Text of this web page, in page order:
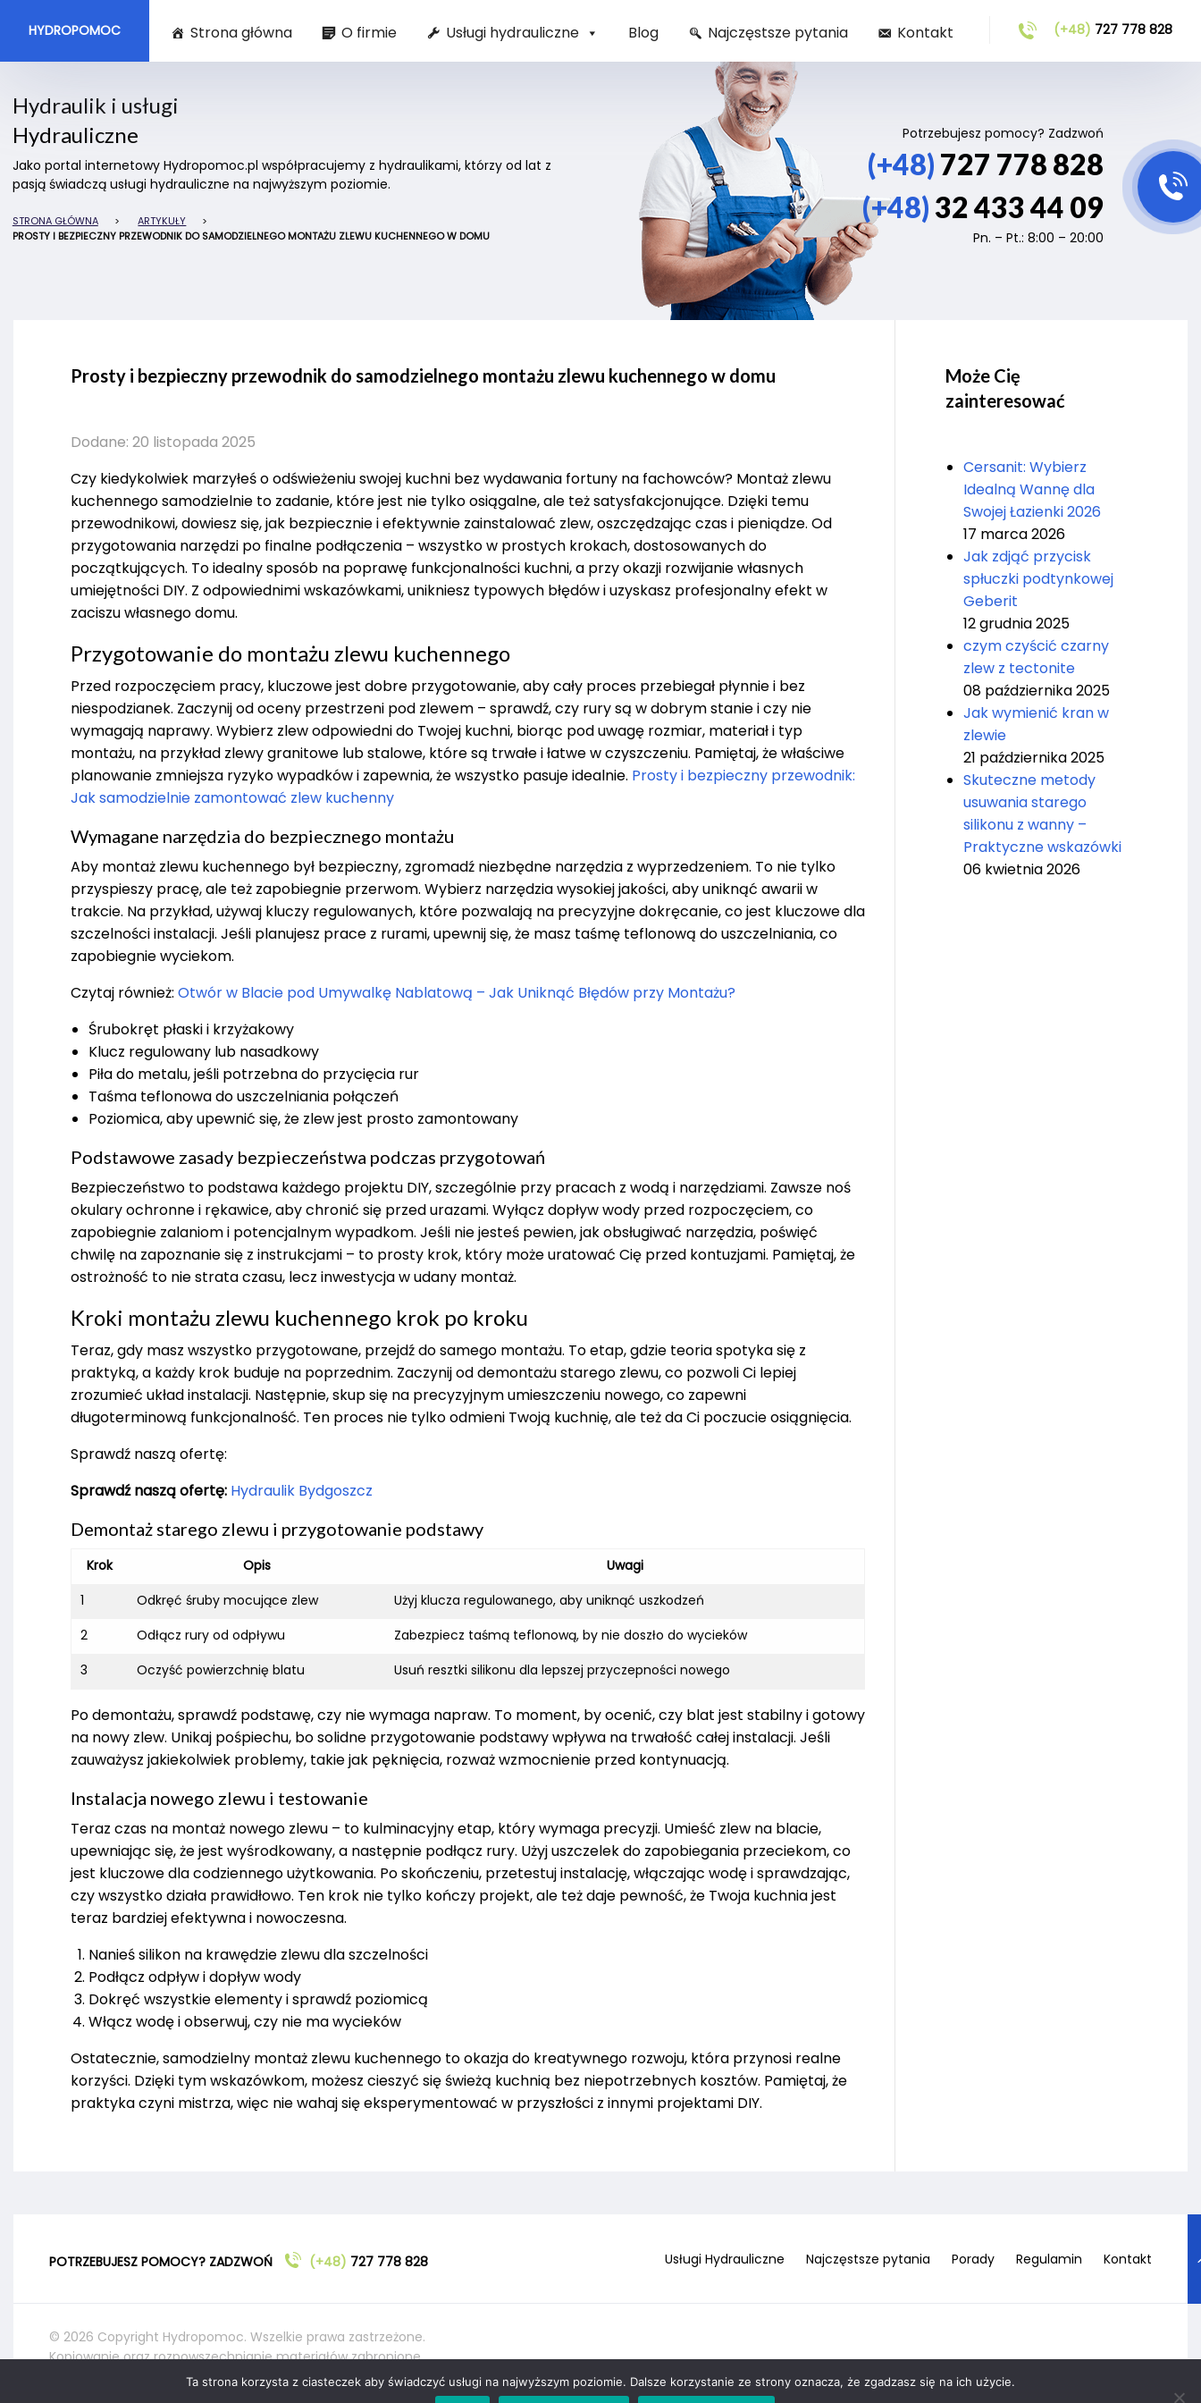
HYDROPOMOC (+48) 727 778 828
Strona główna O firmie Usługi hydrauliczne Blog Najczęstsze pytania Kontakt
Hydraulik i usługi
Hydrauliczne
Jako portal internetowy Hydropomoc.pl współpracujemy z hydraulikami, którzy od lat z
pasją świadczą usługi hydrauliczne na najwyższym poziomie.
STRONA GŁÓWNA > ARTYKUŁY
>
PROSTY I BEZPIECZNY PRZEWODNIK DO SAMODZIELNEGO MONTAŻU ZLEWU KUCHENNEGO W DOMU
Potrzebujesz pomocy? Zadzwoń
(+48) 727 778 828
(+48) 32 433 44 09
Pn. – Pt.: 8:00 – 20:00
Prosty i bezpieczny przewodnik do samodzielnego montażu zlewu kuchennego w domu
Dodane: 20 listopada 2025
Czy kiedykolwiek marzyłeś o odświeżeniu swojej kuchni bez wydawania fortuny na fachowców? Montaż zlewu
kuchennego samodzielnie to zadanie, które jest nie tylko osiągalne, ale też satysfakcjonujące. Dzięki temu
przewodnikowi, dowiesz się, jak bezpiecznie i efektywnie zainstalować zlew, oszczędzając czas i pieniądze. Od
przygotowania narzędzi po finalne podłączenia – wszystko w prostych krokach, dostosowanych do
początkujących. To idealny sposób na poprawę funkcjonalności kuchni, a przy okazji rozwijanie własnych
umiejętności DIY. Z odpowiednimi wskazówkami, unikniesz typowych błędów i uzyskasz profesjonalny efekt w
zaciszu własnego domu.
Przygotowanie do montażu zlewu kuchennego
Przed rozpoczęciem pracy, kluczowe jest dobre przygotowanie, aby cały proces przebiegał płynnie i bez
niespodzianek. Zaczynij od oceny przestrzeni pod zlewem – sprawdź, czy rury są w dobrym stanie i czy nie
wymagają naprawy. Wybierz zlew odpowiedni do Twojej kuchni, biorąc pod uwagę rozmiar, materiał i typ
montażu, na przykład zlewy granitowe lub stalowe, które są trwałe i łatwe w czyszczeniu. Pamiętaj, że właściwe
planowanie zmniejsza ryzyko wypadków i zapewnia, że wszystko pasuje idealnie. Prosty i bezpieczny przewodnik:
Jak samodzielnie zamontować zlew kuchenny
Wymagane narzędzia do bezpiecznego montażu
Aby montaż zlewu kuchennego był bezpieczny, zgromadź niezbędne narzędzia z wyprzedzeniem. To nie tylko
przyspieszy pracę, ale też zapobiegnie przerwom. Wybierz narzędzia wysokiej jakości, aby uniknąć awarii w
trakcie. Na przykład, używaj kluczy regulowanych, które pozwalają na precyzyjne dokręcanie, co jest kluczowe dla
szczelności instalacji. Jeśli planujesz prace z rurami, upewnij się, że masz taśmę teflonową do uszczelniania, co
zapobiegnie wyciekom.
Czytaj również: Otwór w Blacie pod Umywalkę Nablatową – Jak Uniknąć Błędów przy Montażu?
Śrubokręt płaski i krzyżakowy
Klucz regulowany lub nasadkowy
Piła do metalu, jeśli potrzebna do przycięcia rur
Taśma teflonowa do uszczelniania połączeń
Poziomica, aby upewnić się, że zlew jest prosto zamontowany
Podstawowe zasady bezpieczeństwa podczas przygotowań
Bezpieczeństwo to podstawa każdego projektu DIY, szczególnie przy pracach z wodą i narzędziami. Zawsze noś
okulary ochronne i rękawice, aby chronić się przed urazami. Wyłącz dopływ wody przed rozpoczęciem, co
zapobiegnie zalaniom i potencjalnym wypadkom. Jeśli nie jesteś pewien, jak obsługiwać narzędzia, poświęć
chwilę na zapoznanie się z instrukcjami – to prosty krok, który może uratować Cię przed kontuzjami. Pamiętaj, że
ostrożność to nie strata czasu, lecz inwestycja w udany montaż.
Kroki montażu zlewu kuchennego krok po kroku
Teraz, gdy masz wszystko przygotowane, przejdź do samego montażu. To etap, gdzie teoria spotyka się z
praktyką, a każdy krok buduje na poprzednim. Zaczynij od demontażu starego zlewu, co pozwoli Ci lepiej
zrozumieć układ instalacji. Następnie, skup się na precyzyjnym umieszczeniu nowego, co zapewni
długoterminową funkcjonalność. Ten proces nie tylko odmieni Twoją kuchnię, ale też da Ci poczucie osiągnięcia.
Sprawdź naszą ofertę:
Sprawdź naszą ofertę: Hydraulik Bydgoszcz
Demontaż starego zlewu i przygotowanie podstawy
Krok Opis
Uwagi
1
Odkręć śruby mocujące zlew
Użyj klucza regulowanego, aby uniknąć uszkodzeń
2
Odłącz rury od odpływu
Zabezpiecz taśmą teflonową, by nie doszło do wycieków
3
Oczyść powierzchnię blatu Usuń resztki silikonu dla lepszej przyczepności nowego
Po demontażu, sprawdź podstawę, czy nie wymaga napraw. To moment, by ocenić, czy blat jest stabilny i gotowy
na nowy zlew. Unikaj pośpiechu, bo solidne przygotowanie podstawy wpływa na trwałość całej instalacji. Jeśli
zauważysz jakiekolwiek problemy, takie jak pęknięcia, rozważ wzmocnienie przed kontynuacją.
Instalacja nowego zlewu i testowanie
Teraz czas na montaż nowego zlewu – to kulminacyjny etap, który wymaga precyzji. Umieść zlew na blacie,
upewniając się, że jest wyśrodkowany, a następnie podłącz rury. Użyj uszczelek do zapobiegania przeciekom, co
jest kluczowe dla codziennego użytkowania. Po skończeniu, przetestuj instalację, włączając wodę i sprawdzając,
czy wszystko działa prawidłowo. Ten krok nie tylko kończy projekt, ale też daje pewność, że Twoja kuchnia jest
teraz bardziej efektywna i nowoczesna.
Nanieś silikon na krawędzie zlewu dla szczelności
Podłącz odpływ i dopływ wody
Dokręć wszystkie elementy i sprawdź poziomicą
Włącz wodę i obserwuj, czy nie ma wycieków
Ostatecznie, samodzielny montaż zlewu kuchennego to okazja do kreatywnego rozwoju, która przynosi realne
korzyści. Dzięki tym wskazówkom, możesz cieszyć się świeżą kuchnią bez niepotrzebnych kosztów. Pamiętaj, że
praktyka czyni mistrza, więc nie wahaj się eksperymentować w przyszłości z innymi projektami DIY.
Może Cię
zainteresować
Cersanit: Wybierz
Idealną Wannę dla
Swojej Łazienki 2026
17 marca 2026
Jak zdjąć przycisk
spłuczki podtynkowej
Geberit
12 grudnia 2025
czym czyścić czarny
zlew z tectonite
08 października 2025
Jak wymienić kran w
zlewie
21 października 2025
Skuteczne metody
usuwania starego
silikonu z wanny –
Praktyczne wskazówki
06 kwietnia 2026
POTRZEBUJESZ POMOCY? ZADZWOŃ (+48) 727 778 828 Usługi Hydrauliczne Najczęstsze pytania Porady Regulamin Kontakt
© 2026 Copyright Hydropomoc. Wszelkie prawa zastrzeżone.
Kopiowanie oraz rozpowszechnianie materiałów zabronione.
Ta strona korzysta z ciasteczek aby świadczyć usługi na najwyższym poziomie. Dalsze korzystanie ze strony oznacza, że zgadzasz się na ich użycie.